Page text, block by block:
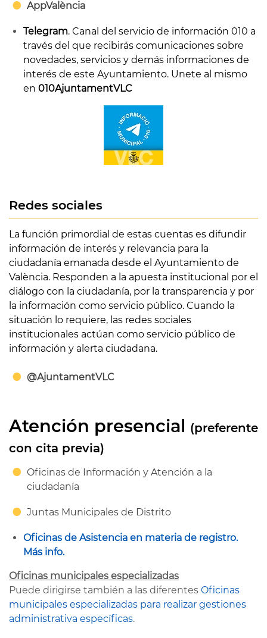
AppValència
Telegram. Canal del servicio de información 010 a
través del que recibirás comunicaciones sobre
novedades, servicios y demás informaciones de
interés de este Ayuntamiento. Unete al mismo
en 010AjuntamentVLC
Redes sociales
La función primordial de estas cuentas es difundir
información de interés y relevancia para la
ciudadanía emanada desde el Ayuntamiento de
València. Responden a la apuesta institucional por el
diálogo con la ciudadanía, por la transparencia y por
la información como servicio público. Cuando la
situación lo requiere, las redes sociales
institucionales actúan como servicio público de
información y alerta ciudadana.
@AjuntamentVLC
Atención presencial (preferente
con cita previa)
Oficinas de Información y Atención a la
ciudadanía
Juntas Municipales de Distrito
Oficinas de Asistencia en materia de registro.
Más info.
Oficinas municipales especializadas
Puede dirigirse también a las diferentes Oficinas
municipales especializadas para realizar gestiones
administrativa específicas.